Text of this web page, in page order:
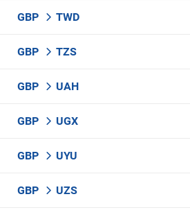
GBP TWD
GBP TZS
GBP UAH
GBP UGX
GBP UYU
GBP UZS